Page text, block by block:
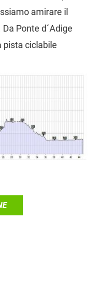
amirare il
Ponte d´Adige
pista ciclabile